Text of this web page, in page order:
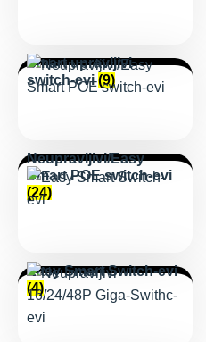
Smart upravljivi
switch-evi(9)
Neupravljivi/Easy
Smart POE switch-evi
(24)
Easy Smart Switch-evi
(4)